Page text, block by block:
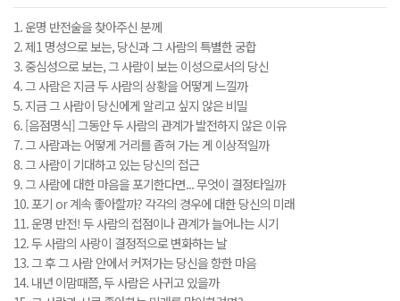
1. 운명 반전술을 찾아주신 분께
2. 제1 명성으로 보는, 당신과 그 사람의 특별한 궁합
3. 중심성으로 보는, 그 사람이 보는 이성으로서의 당신
4. 그 사람은 지금 두 사람의 상황을 어떻게 느낄까
5. 지금 그 사람이 당신에게 알리고 싶지 않은 비밀
6. [음점명식] 그동안 두 사람의 관계가 발전하지 않은 이유
7. 그 사람과는 어떻게 거리를 좁혀 가는 게 이상적일까
8. 그 사람이 기대하고 있는 당신의 접근
9. 그 사람에 대한 마음을 포기한다면... 무엇이 결정타일까
10. 포기 or 계속 좋아할까? 각각의 경우에 대한 당신의 미래
11. 운명 반전! 두 사람의 접점이나 관계가 늘어나는 시기
12. 두 사람의 사랑이 결정적으로 변화하는 날
13. 그 후 그 사람 안에서 커져가는 당신을 향한 마음
14. 내년 이맘때쯤, 두 사람은 사귀고 있을까